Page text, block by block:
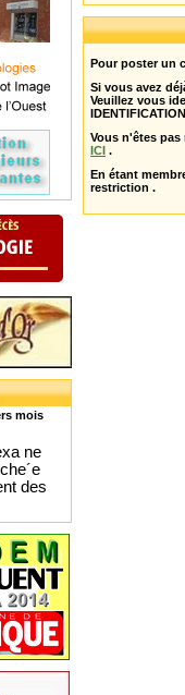
mois
Pour poster un
Si vous avez
Veuillez vous
Vous n'êtes
ICI .
En étant
restriction .